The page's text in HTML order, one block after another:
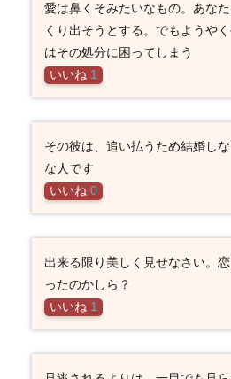
愛は鼻くそみたいなもの。あな
くり出そうとする。でもようや
はその処分に困ってしまう
いいね 1
その彼は、追い払うため結婚し
な人です
いいね 0
出来る限り美しく見せなさい。
ったのかしら？
いいね 1